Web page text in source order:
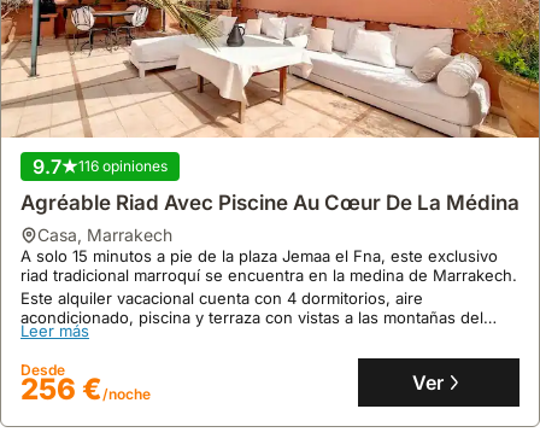
9.7 116 opiniones
Agréable Riad Avec Piscine Au Cœur De La Médina
casa, Marrakech
A solo 15 minutos a pie de la plaza Jemaa el Fna, este exclusivo
riad tradicional marroquí se encuentra en la medina de Marrakech.
Este alquiler vacacional cuenta con 4 dormitorios, aire
acondicionado, piscina y terraza con vistas a las montañas del
Atlas, ofreciendo una capacidad para 10 personas.
Leer más
Desde
256 €/noche Ver